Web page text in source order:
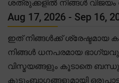
ശത്രുക്കളിൽ നിങ്ങൾ വിജയം
Aug 17, 2026 - Sep 16,
ഇത് നിങ്ങൾക്ക് ശ്രേഷ്ടമായ
നിങ്ങൾ ധനപരമായ
വിസ്മയങ്ങളും കൂടാതെ
കുടുംബാഗങ്ങളുമായി